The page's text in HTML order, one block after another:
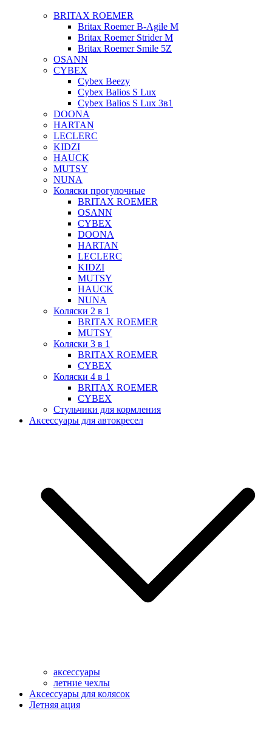
BRITAX ROEMER
Britax Roemer B-Agile M
Britax Roemer Strider M
Britax Roemer Smile 5Z
OSANN
CYBEX
Cybex Beezy
Cybex Balios S Lux
Cybex Balios S Lux 3в1
DOONA
HARTAN
LECLERC
KIDZI
HAUCK
MUTSY
NUNA
Коляски прогулочные
BRITAX ROEMER
OSANN
CYBEX
DOONA
HARTAN
LECLERC
KIDZI
MUTSY
HAUCK
NUNA
Коляски 2 в 1
BRITAX ROEMER
MUTSY
Коляски 3 в 1
BRITAX ROEMER
CYBEX
Коляски 4 в 1
BRITAX ROEMER
CYBEX
Стульчики для кормления
Аксессуары для автокресел
аксессуары
летние чехлы
Аксессуары для колясок
Летняя ация